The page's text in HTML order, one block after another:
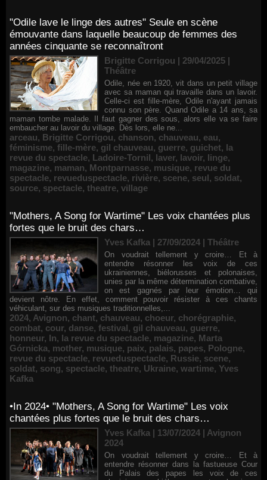
"Odile lave le linge des autres" Seule en scène
émouvante dans laquelle beaucoup de femmes des
années cinquante se reconnaîtront
Brigitte Corrigou | 29/04/2025 |
Théâtre
Odile, née en 1920, vit dans un petit village
avec sa maman qui travaille dans un lavoir.
Celle-ci est fille-mère, Odile n'ayant jamais
connu son père. Quand Odile a 14 ans, sa
maman tombe malade. Il faut gagner des sous, alors elle va se faire
embaucher au lavoir du village. Dès lors, elle ne...
arceau, Brigitte Corrigou, chanson, chauveau, eau,
féminisme, fille-mère, gil chauveau, guerre, guichet, la
revue du spectacle, Ladoire-Tornil, laver, lavoir, linge,
magazine, maman, Montparnasse, musique, revue du
spectacle, revueduspectacle, rivière, scene, seul, soldat,
source, spectacle, theatre, village
"Mothers, A Song for Wartime" Les voix chantées plus
fortes que le bruit des chars…
Yves Kafka | 27/09/2024 | Théâtre
On voudrait tellement y croire… Et à
entendre résonner les voix de ces
ukrainiennes, biélorusses et polonaises,
unies par la même détermination combative,
on est gagnés par leur émotion… qui
devient nôtre. En effet, comment pouvoir résister à ces chants
véhiculant, sur des musiques traditionnelles,...
2024, Avignon, chant, chauveau, choeur, chorégraphie,
combat, cour, danse, festival, gil chauveau, guerre,
honneur, In, la revue du spectacle, magazine, Marta
Górnicka, mother, musique, paix, palais, papes, Pologne,
revue du spectacle, revueduspectacle, Russie, scene,
soldat, song, spectacle, theatre, Ukraine, wartime, Yves
Kafka
•In 2024• "Mothers, A Song for Wartime" Les voix
chantées plus fortes que le bruit des chars…
Yves Kafka | 13/07/2024 | Avignon
2024
On voudrait tellement y croire… Et à
entendre résonner dans la fastueuse Cour
du Palais des papes les voix de ces